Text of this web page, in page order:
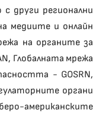
с други регионални
медиите и онлайн
на органите за
Глобалната мрежа
- GOSRN,
органи
американските